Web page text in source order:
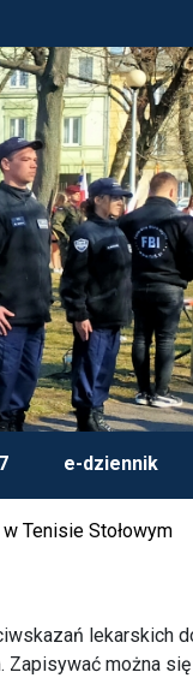
e-dziennik
Tenisie Stołowym
lekarskich
Zapisywać można